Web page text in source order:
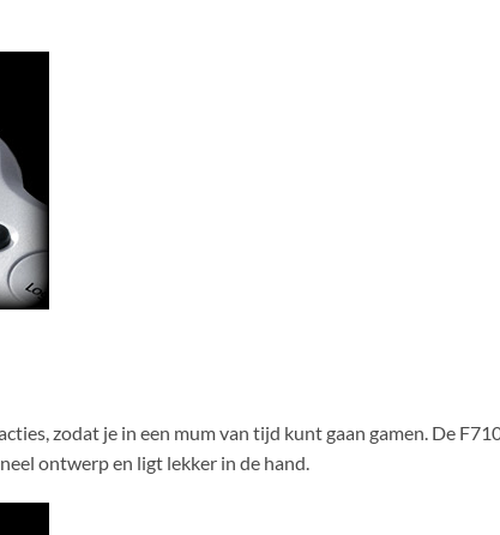
zodat je in een mum van tijd kunt gaan gamen. De
ontwerp en ligt lekker in de hand.